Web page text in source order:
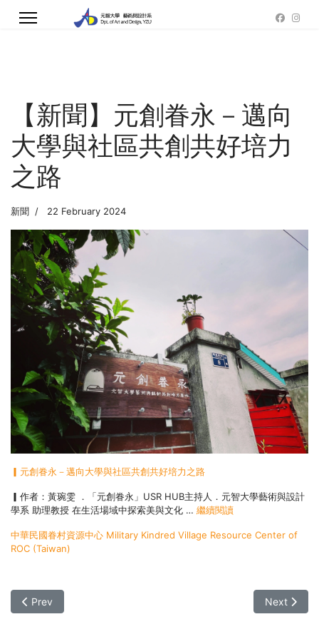
【新聞】元創眷永－邁向
大學與社區共創共好培力
之路
新聞 22 February 2024
▎元創眷永－邁向大學與社區共創共好培力之路
▎作者：黃琬雯 ．「元創眷永」USR HUB主持人．元智大學藝術與設計
學系 助理教授 在生活場域中探索美與文化 … 繼續閱讀
中華民國眷村資源中心 Military Kindred Village Resource Center of
ROC (Taiwan)
Previous article: 【新聞】元智大學羅嘉惠老師攜手特教生 用VR
Prev Next
Next